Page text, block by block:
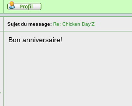
Sujet du message: Re: Chicken Day'Z
Bon anniversaire!